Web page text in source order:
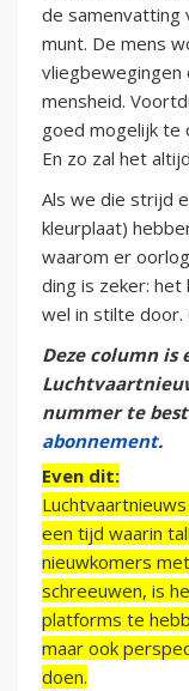
de samenvatting
munt. De mens
mensheid.
goed mogelijk te
En zo zal het
Als we die strijd
kleurplaat)
waarom er
ding is zeker: het
wel in stilte door.
Deze column is
nummer te
abonnement.
Even dit:
een tijd waarin
nieuwkomers
schreeuwen, is
platforms te
maar ook
doen.